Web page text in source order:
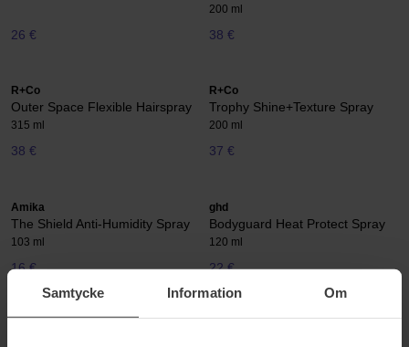
Samtycke Information Om
26 €
200 ml
38 €
R+Co
Outer Space Flexible Hairspray
315 ml
38 €
R+Co
Trophy Shine+Texture Spray
200 ml
37 €
Amika
The Shield Anti-Humidity Spray
103 ml
16 €
ghd
Bodyguard Heat Protect Spray
120 ml
22 €
Normale prijs 32 €